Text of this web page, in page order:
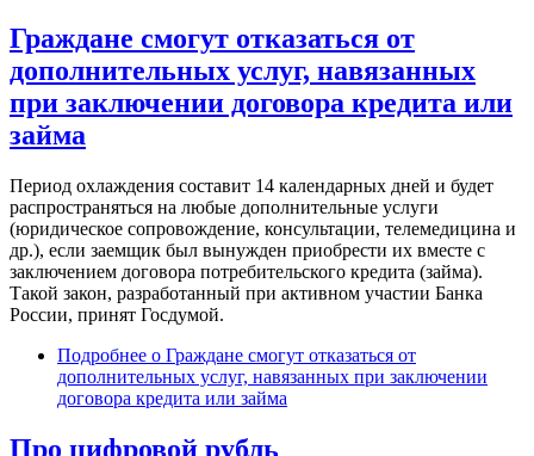
Граждане смогут отказаться от
дополнительных услуг, навязанных
при заключении договора кредита или
займа
Период охлаждения составит 14 календарных дней и будет
распространяться на любые дополнительные услуги
(юридическое сопровождение, консультации, телемедицина и
др.), если заемщик был вынужден приобрести их вместе с
заключением договора потребительского кредита (займа).
Такой закон, разработанный при активном участии Банка
России, принят Госдумой.
Подробнее о Граждане смогут отказаться от
дополнительных услуг, навязанных при заключении
договора кредита или займа
Про цифровой рубль